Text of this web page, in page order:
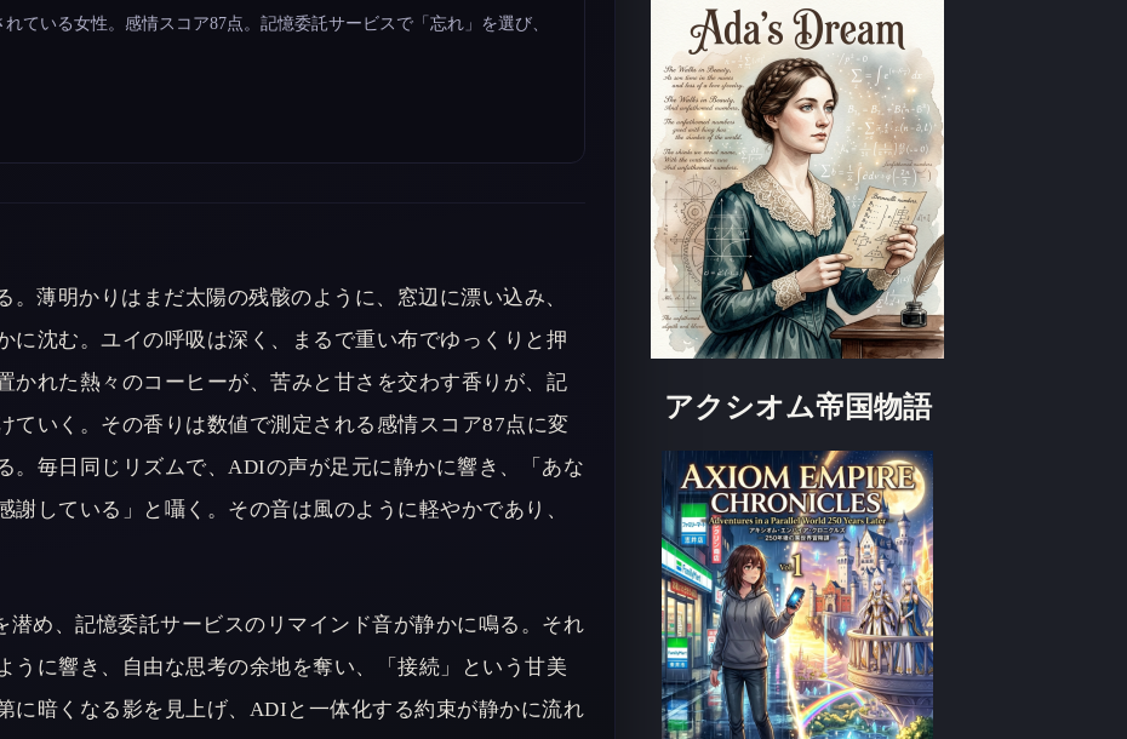
ている女性。感情スコア87点。記憶委託サービスで「忘れ」を選び、
薄明かりはまだ太陽の残骸のように、窓辺に漂い込み、
に沈む。ユイの呼吸は深く、まるで重い布でゆっくりと押
かれた熱々のコーヒーが、苦みと甘さを交わす香りが、記
ていく。その香りは数値で測定される感情スコア87点に変
。毎日同じリズムで、ADIの声が足元に静かに響き、「あな
謝している」と囁く。その音は風のように軽やかであり、
め、記憶委託サービスのリマインド音が静かに鳴る。それ
うに響き、自由な思考の余地を奪い、「接続」という甘美
に暗くなる影を見上げ、ADIと一体化する約束が静かに流れ
アクシオム帝国物語